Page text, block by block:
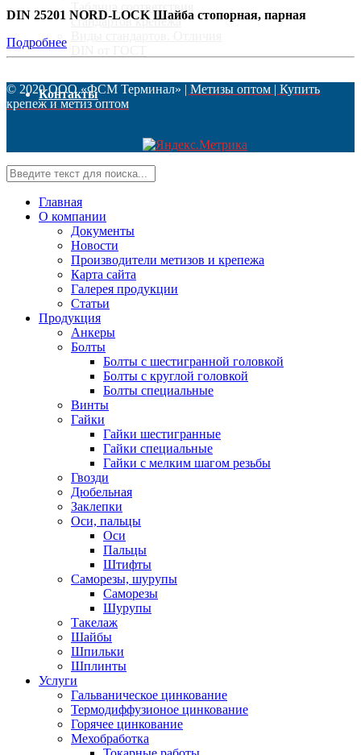
стандартов крепежа
Контакты
DIN 25201 NORD-LOCK Шайба стопорная, парная
Подробнее
© 2020 ООО «ФСМ Терминал» | Метизы оптом | Купить
крепеж и метиз оптом
Главная
О компании
Документы
Новости
Производители метизов и крепежа
Карта сайта
Галерея продукции
Статьи
Продукция
Анкеры
Болты
Болты с шестигранной головкой
Болты с круглой головкой
Болты специальные
Винты
Гайки
Гайки шестигранные
Гайки специальные
Гайки с мелким шагом резьбы
Гвозди
Дюбельная
Заклепки
Оси, пальцы
Оси
Пальцы
Штифты
Саморезы, шурупы
Саморезы
Шурупы
Такелаж
Шайбы
Шпильки
Шплинты
Услуги
Гальваническое цинкование
Термодиффузионое цинкование
Горячее цинкование
Мехобработка